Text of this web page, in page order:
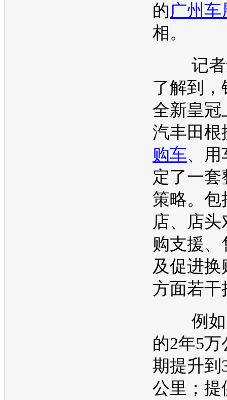
的广州车
相。
记者
了解到
全新皇冠
汽丰田根
购车、用
定了一套
策略。包
店、店
购支援
及促进
方面若干
例如
的2年5
期提升到
公里；提